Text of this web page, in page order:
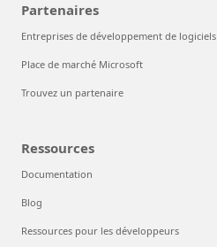
Partenaires
Entreprises de développement de logiciels
Place de marché Microsoft
Trouvez un partenaire
Ressources
Documentation
Blog
Ressources pour les développeurs